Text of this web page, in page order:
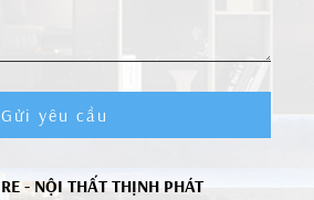
Gửi yêu cầu
- NỘI THẤT THỊNH PHÁT